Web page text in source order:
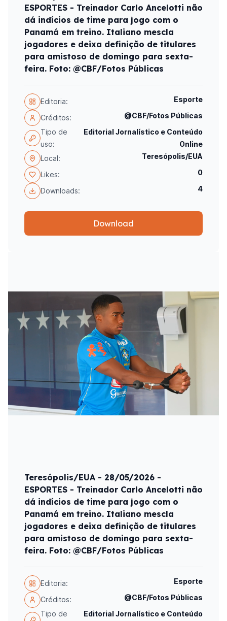
ESPORTES - Treinador Carlo Ancelotti não
dá indícios de time para jogo com o
Panamá em treino. Italiano mescla
jogadores e deixa definição de titulares
para amistoso de domingo para sexta-
feira. Foto: @CBF/Fotos Públicas
Editoria: Esporte
Créditos:
@CBF/Fotos Públicas
Tipo de
uso:
Editorial Jornalístico e Conteúdo
Online
Local:
Teresópolis/EUA
Likes: 0
Downloads: 4
Download
Teresópolis/EUA - 28/05/2026 -
ESPORTES - Treinador Carlo Ancelotti não
dá indícios de time para jogo com o
Panamá em treino. Italiano mescla
jogadores e deixa definição de titulares
para amistoso de domingo para sexta-
feira. Foto: @CBF/Fotos Públicas
Editoria: Esporte
Créditos:
@CBF/Fotos Públicas
Tipo de
Editorial Jornalístico e Conteúdo